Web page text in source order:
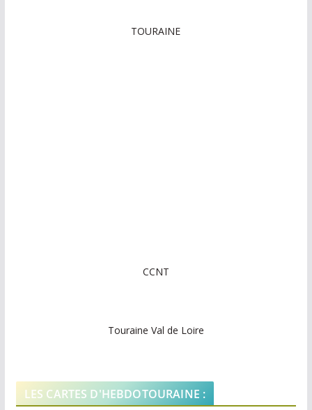
TOURAINE
CCNT
Touraine Val de Loire
LES CARTES D'HEBDOTOURAINE :